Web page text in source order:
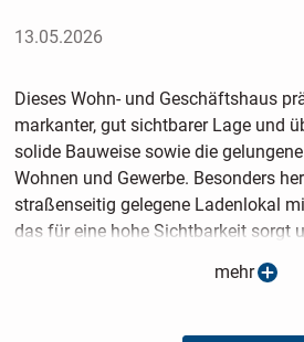
13.05.2026
Dieses Wohn- und Geschäftshaus
markanter, gut sichtbarer Lage und
solide Bauweise sowie die
Wohnen und Gewerbe. Besonders
straßenseitig gelegene Ladenlokal
das für eine hohe Sichtbarkeit sorgt
Voraussetzungen für eine
Die Gesamtfläche verteilt sich auf
mehr